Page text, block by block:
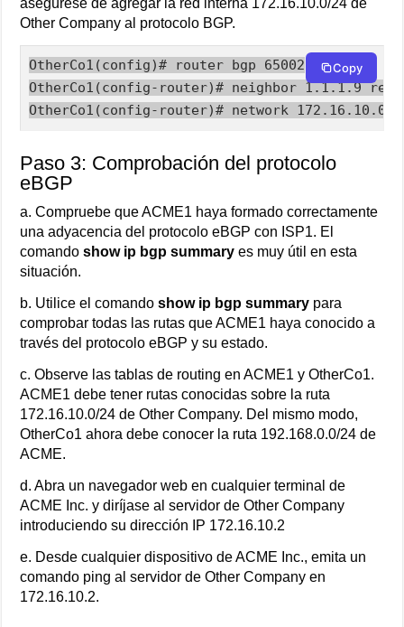
asegúrese de agregar la red interna 172.16.10.0/24 de
Other Company al protocolo BGP.
OtherCo1(config)# router bgp 65002
OtherCo1(config-router)# neighbor 1.1.1.9
OtherCo1(config-router)# network 172.16.10.0
Copy
Paso 3: Comprobación del protocolo
eBGP
a. Compruebe que ACME1 haya formado correctamente
una adyacencia del protocolo eBGP con ISP1. El
comandoshow ip bgp summary es muy útil en esta
situación.
b. Utilice el comandoshow ip bgp summary para
comprobar todas las rutas que ACME1 haya conocido a
través del protocolo eBGP y su estado.
c. Observe las tablas de routing en ACME1 y OtherCo1.
ACME1 debe tener rutas conocidas sobre la ruta
172.16.10.0/24 de Other Company. Del mismo modo,
OtherCo1 ahora debe conocer la ruta 192.168.0.0/24 de
ACME.
d. Abra un navegador web en cualquier terminal de
ACME Inc. y diríjase al servidor de Other Company
introduciendo su dirección IP 172.16.10.2
e. Desde cualquier dispositivo de ACME Inc., emita un
comando ping al servidor de Other Company en
172.16.10.2.